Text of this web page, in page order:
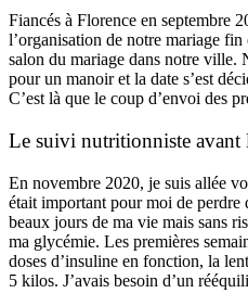
Fiancés à Florence en septembre
l’organisation de notre mariage
salon du mariage dans notre ville.
pour un manoir et la date s’est
C’est là que le coup d’envoi des
Le suivi nutritionniste avant
En novembre 2020, je suis allée
était important pour moi de perdre
beaux jours de ma vie mais sans
ma glycémie. Les premières
doses d’insuline en fonction, la
5 kilos. J’avais besoin d’un